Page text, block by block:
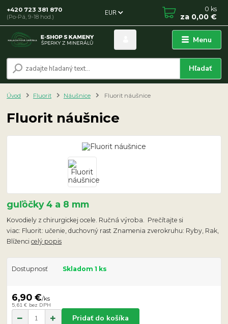
Menu
EUR
Hľadať
+420 723 381 870
(Po-Pá, 9-18 hod.)
0 ks
za 0,00 €
Úvod Fluorit Náušnice Fluorit náušnice
Fluorit náušnice
guľôčky 4 a 8 mm
Kovodiely z chirurgickej ocele. Ručná výroba. Prečítajte si
viac: Fluorit: učenie, duchovný rast Znamenia zverokruhu: Ryby, Rak,
Blížencicelý popis
Dostupnosť Skladom 1 ks
6,90 €/ks
5,61 € bez DPH
Pridať do košíka